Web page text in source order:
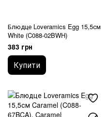
Блюдце Loveramics Egg 15,5см
White (C088-02BWH)
383 грн
Купити